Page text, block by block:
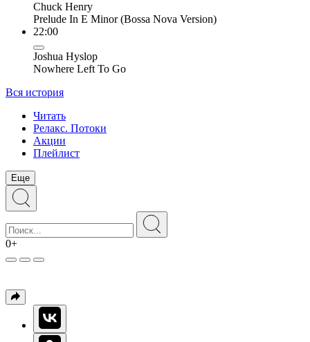
Chuck Henry
Prelude In E Minor (Bossa Nova Version)
22:00
Joshua Hyslop
Nowhere Left To Go
Вся история
Читать
Релакс. Потоки
Акции
Плейлист
Еще
0+